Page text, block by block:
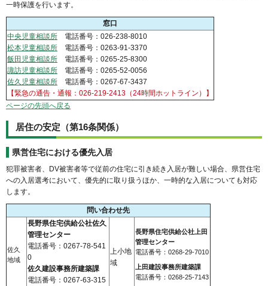
一時保護を行います。
窓口
中央児童相談所 電話番号：026-238-8010
松本児童相談所 電話番号：0263-91-3370
飯田児童相談所 電話番号：0265-25-8300
諏訪児童相談所 電話番号：0265-52-0056
佐久児童相談所 電話番号：0267-67-3437
【緊急の通告・通報：026-219-2413（24時間ホットライン）】
ページの先頭へ戻る
居住の安定（第16条関係）
県営住宅における優先入居
犯罪被害者、DV被害者等で従前の住宅に引き続き入居が難しい場合、県営住宅
への入居選考において、優先的に取り扱うほか、一時的な入居についても対応
します。
問い合わせ先
佐久
地域
長野県住宅供給公社佐久
管理センター
電話番号：0267-78-541
0
佐久建設事務所建築課
電話番号：0267-63-315
上小地
域
長野県住宅供給公社上田
管理センター
電話番号：0268-29-7010
上田建設事務所建築課
電話番号：0268-25-7143